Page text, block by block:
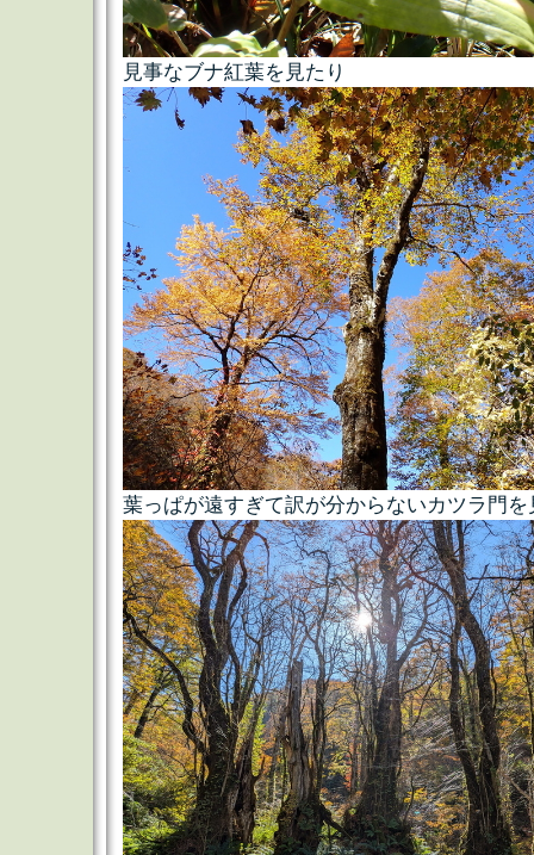
見事なブナ紅葉を見たり
葉っぱが遠すぎて訳が分からないカツラ門を